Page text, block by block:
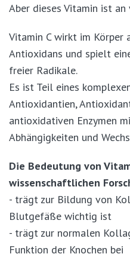
Aber dieses Vitamin ist
Vitamin C wirkt im Körper
Antioxidans und spielt
freier Radikale.
Es ist Teil eines
Antioxidantien,
antioxidativen Enzymen
Abhängigkeiten und
Die Bedeutung von
wissenschaftlichen
- trägt zur Bildung von
Blutgefäße wichtig ist
- trägt zur normalen
Funktion der Knochen bei